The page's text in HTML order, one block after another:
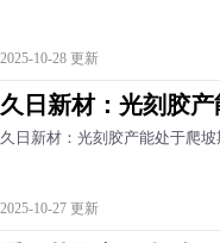
2025-10-28 更新
久日新材：光刻胶
久日新材：光刻胶产能处于爬坡
2025-10-27 更新